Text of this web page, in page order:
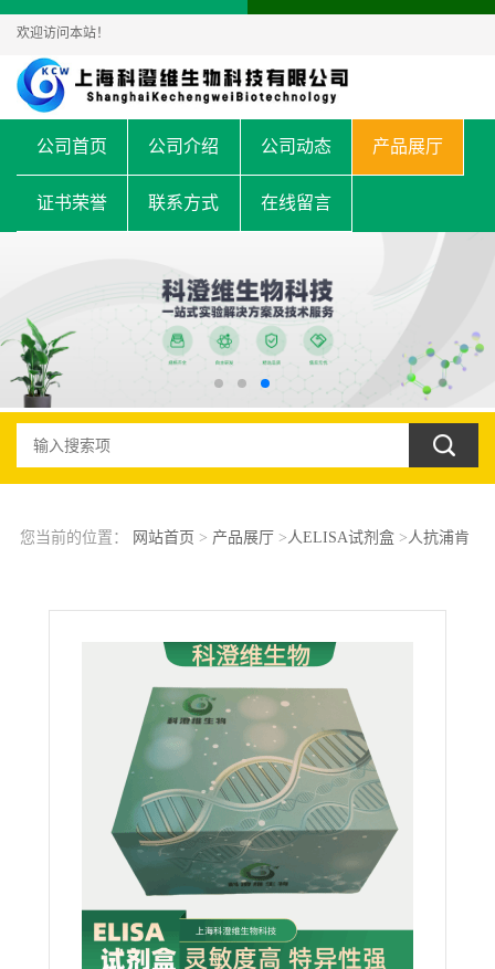
欢迎访问本站！
公司首页 公司介绍 公司动态 产品展厅
证书荣誉 联系方式 在线留言
您当前的位置： 网站首页 > 产品展厅> 人ELISA试剂盒> 人抗浦肯